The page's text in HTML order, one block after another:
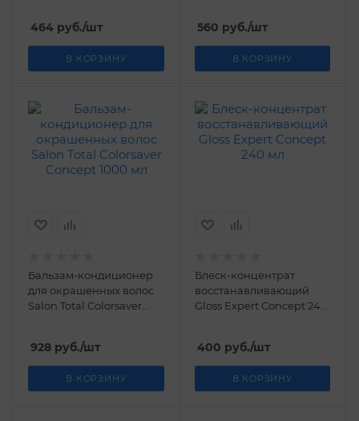
464 руб./шт
В КОРЗИНУ
560 руб./шт
В КОРЗИНУ
Бальзам-кондиционер
для окрашенных волос
Salon Total Colorsaver
928 руб./шт
В КОРЗИНУ
Блеск-концентрат
восстанавливающий
Gloss Expert Concept 240
400 руб./шт
В КОРЗИНУ